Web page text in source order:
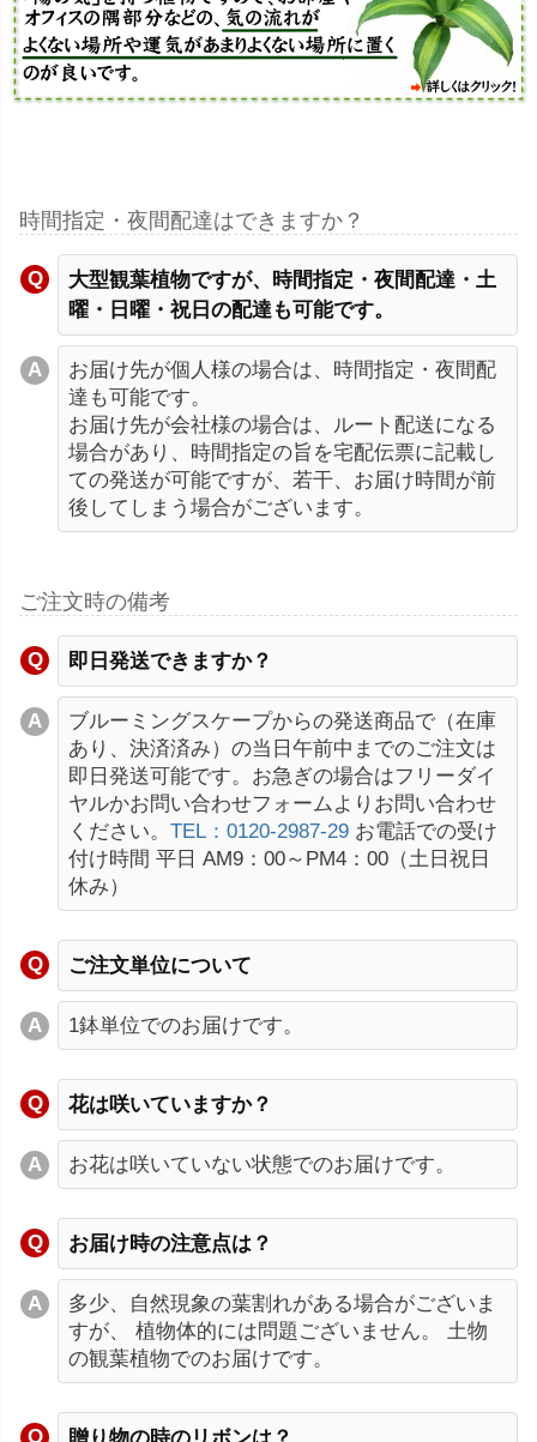
時間指定・夜間配達はできますか？
大型観葉植物ですが、時間指定・夜間配達・土
曜・日曜・祝日の配達も可能です。
お届け先が個人様の場合は、時間指定・夜間配
達も可能です。
お届け先が会社様の場合は、ルート配送になる
場合があり、時間指定の旨を宅配伝票に記載し
ての発送が可能ですが、若干、お届け時間が前
後してしまう場合がございます。
ご注文時の備考
即日発送できますか？
ブルーミングスケープからの発送商品で（在庫
あり、決済済み）の当日午前中までのご注文は
即日発送可能です。お急ぎの場合はフリーダイ
ヤルかお問い合わせフォームよりお問い合わせ
ください。 TEL：0120-2987-29 お電話での受け
付け時間 平日 AM9：00～PM4：00（土日祝日
休み）
ご注文単位について
1鉢単位でのお届けです。
花は咲いていますか？
お花は咲いていない状態でのお届けです。
お届け時の注意点は？
多少、自然現象の葉割れがある場合がございま
すが、 植物体的には問題ございません。 土物
の観葉植物でのお届けです。